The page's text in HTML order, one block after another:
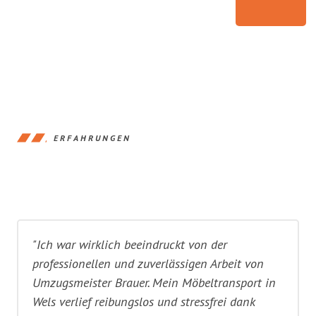
ERFAHRUNGEN
"Ich war wirklich beeindruckt von der
professionellen und zuverlässigen Arbeit von
Umzugsmeister Brauer. Mein Möbeltransport in
Wels verlief reibungslos und stressfrei dank